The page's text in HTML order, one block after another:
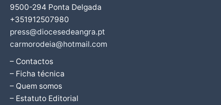
9500-294 Ponta Delgada
+351912507980
press@diocesedeangra.pt
carmorodeia@hotmail.com
– Contactos
– Ficha técnica
– Quem somos
– Estatuto Editorial